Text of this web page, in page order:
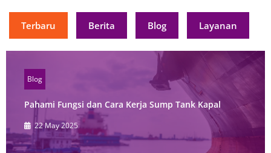
Terbaru Berita Blog Layanan
Blog
Pahami Fungsi dan Cara Kerja Sump Tank Kapal
22 May 2025